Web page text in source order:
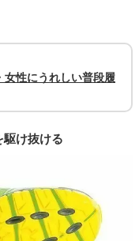
女性にうれしい普段履
駆け抜ける